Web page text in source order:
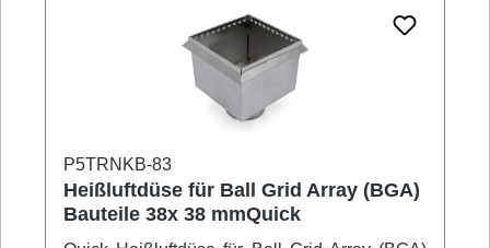
P5TRNKB-83
Heißluftdüse für Ball Grid Array (BGA)
Bauteile 38x 38 mmQuick